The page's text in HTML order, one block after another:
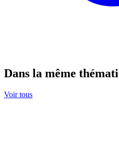
Dans la même
Voir tous